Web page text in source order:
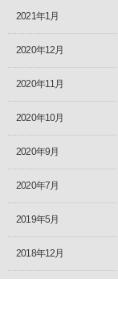
2021年1月
2020年12月
2020年11月
2020年10月
2020年9月
2020年7月
2019年5月
2018年12月